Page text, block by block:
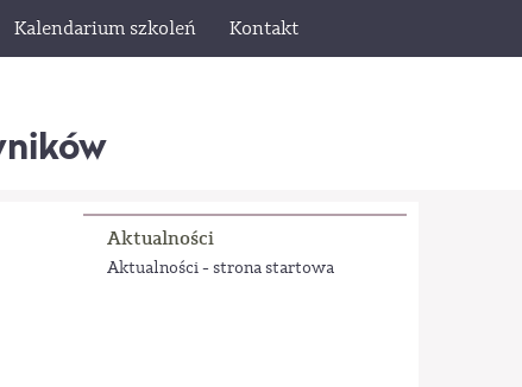
Kalendarium szkoleń Kontakt
Aktualności
Aktualności - strona startowa